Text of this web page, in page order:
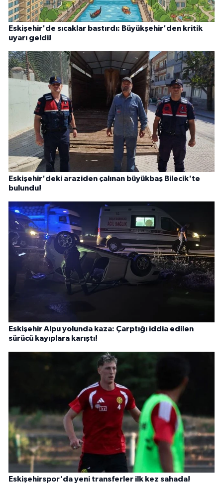
Eskişehir'de sıcaklar bastırdı: Büyükşehir'den kritik
uyarı geldi!
Eskişehir'deki araziden çalınan büyükbaş Bilecik'te
bulundu!
Eskişehir Alpu yolunda kaza: Çarptığı iddia edilen
sürücü kayıplara karıştı!
Eskişehirspor'da yeni transferler ilk kez sahada!